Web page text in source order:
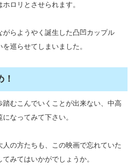
ロリとさせられます。
がらようやく誕生した凸凹カップル
巡らせてしまいました。
むこんでいくことが出来ない、中高
なってみて下さい。
の方たちも、この映画で忘れていた
みてはいかがでしょうか。